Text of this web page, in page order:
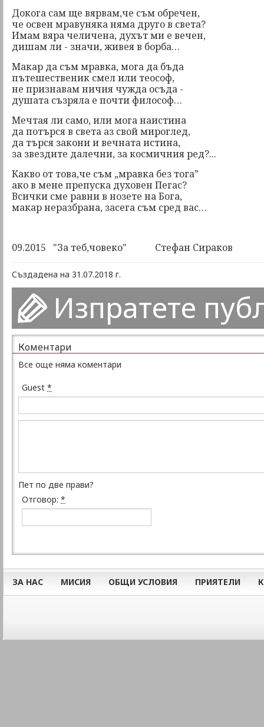
Докога сам ще вярвам,че съм обречен,
че освен мравуняка няма друго в света?
Имам вяра челичена, духът ми е вечен,
дишам ли - значи, живея в борба…
Макар да съм мравка, мога да бъда
пътешественик смел или теософ,
не признавам ничия чужда осъда -
душата съзряла е почти философ…
Мечтая ли само, или мога наистина
да потърся в света аз свой мироглед,
да търся закони и вечната истина,
за звездите далечни, за космичния ред?...
Какво от това,че съм „мравка без тога”
ако в мене препуска духовен Пегас?
Всички сме равни в нозете на Бога,
макар неразбрана, засега съм сред вас…
09.2015 "За теб,човеко" Стефан Сираков
Създадена на 31.07.2018 г.
Изпратете
Коментари
Все още няма коментари
Guest *
Пет по две прави?
Отговор: *
ЗА НАС МИСИЯ ОБЩИ УСЛОВИЯ ПРИЯТЕЛИ